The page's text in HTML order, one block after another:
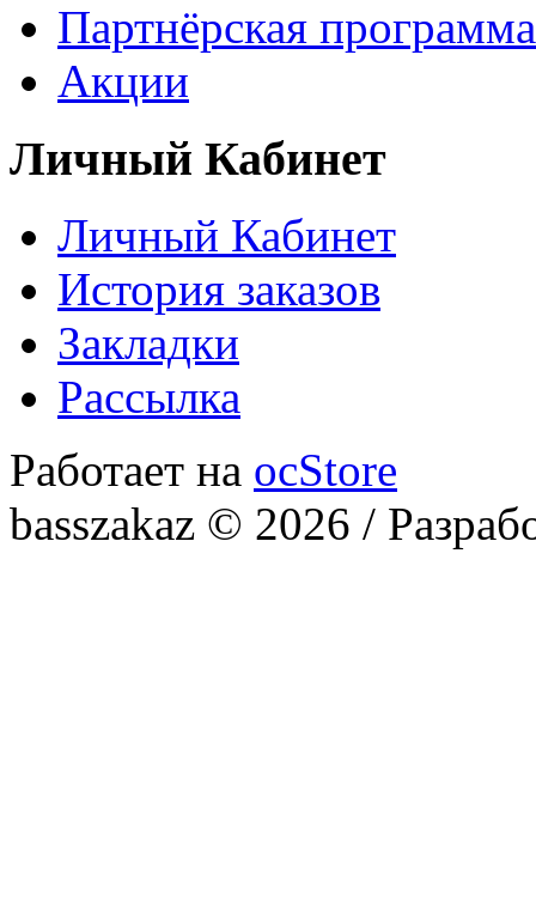
Партнёрская программа
Акции
Личный Кабинет
Личный Кабинет
История заказов
Закладки
Рассылка
Работает на ocStore
basszakaz © 2026 /